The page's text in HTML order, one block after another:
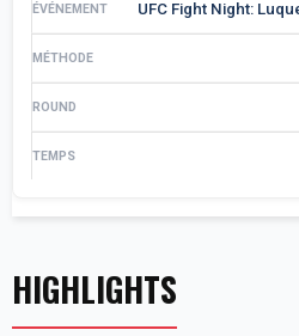
UFC Fight Night:
HIGHLIGHTS